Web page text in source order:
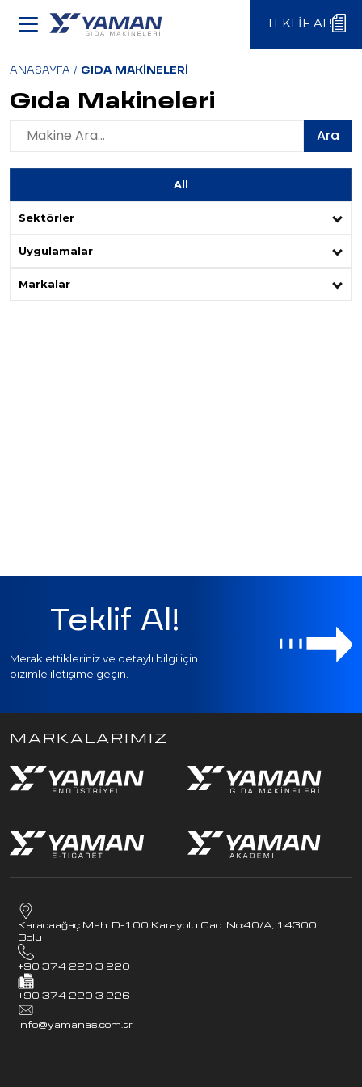
TEKLIF AL!
TEKLIF AL!
ANASAYFA / GIDA MAKINELERI
Gıda Makineleri
Ara
All
Sektörler
Uygulamalar
Markalar
Teklif Al!
Merak ettikleriniz ve detaylı bilgi için
bizimle iletişime geçin.
MARKALARIMIZ
Karacaağaç Mah. D-100 Karayolu Cad. No:40/A, 14300
Bolu
+90 374 220 3 220
+90 374 220 3 226
info@yamanas.com.tr